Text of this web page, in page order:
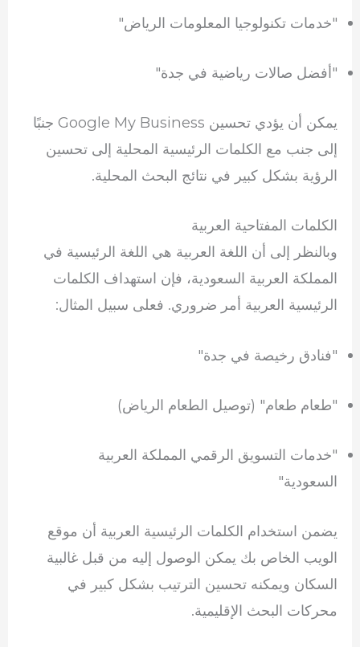
"خدمات تكنولوجيا المعلومات الرياض"
"أفضل صالات رياضية في جدة"
يمكن أن يؤدي تحسين Google My Business جنبًا
إلى جنب مع الكلمات الرئيسية المحلية إلى تحسين
الرؤية بشكل كبير في نتائج البحث المحلية.
الكلمات المفتاحية العربية
وبالنظر إلى أن اللغة العربية هي اللغة الرئيسية في
المملكة العربية السعودية، فإن استهداف الكلمات
الرئيسية العربية أمر ضروري. فعلى سبيل المثال:
"فنادق رخيصة في جدة"
"طعام طعام" (توصيل الطعام الرياض)
"خدمات التسويق الرقمي المملكة العربية
السعودية"
يضمن استخدام الكلمات الرئيسية العربية أن موقع
الويب الخاص بك يمكن الوصول إليه من قبل غالبية
السكان ويمكنه تحسين الترتيب بشكل كبير في
محركات البحث الإقليمية.